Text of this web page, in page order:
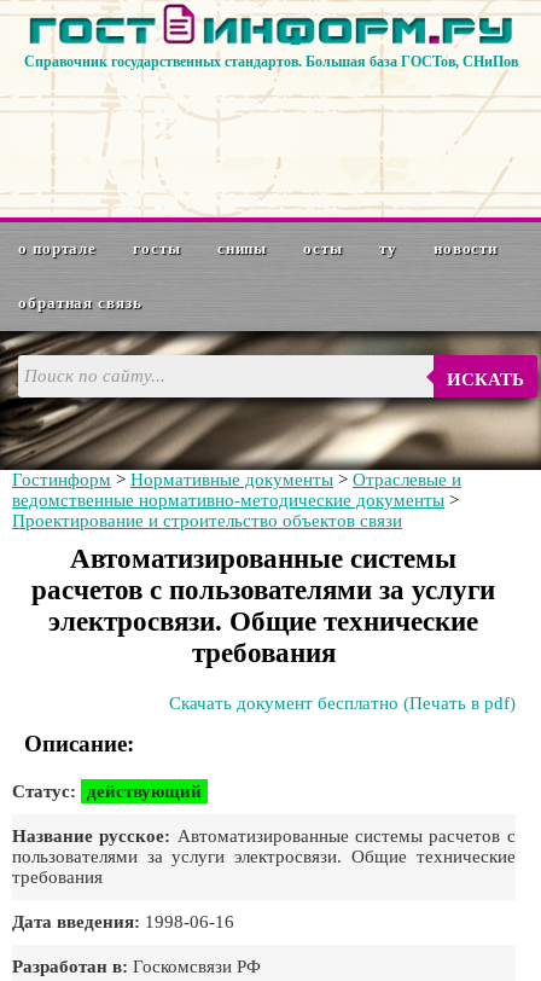
Справочник государственных стандартов. Большая база ГОСТов, СНиПов
о портале госты снипы осты ту новости
обратная связь
ИСКАТЬ
Гостинформ > Нормативные документы > Отраслевые и
ведомственные нормативно-методические документы >
Проектирование и строительство объектов связи
Автоматизированные системы
расчетов с пользователями за услуги
электросвязи. Общие технические
требования
Скачать документ бесплатно (Печать в pdf)
Описание:
Статус: действующий
Название русское: Автоматизированные системы расчетов с
пользователями за услуги электросвязи. Общие технические
требования
Дата введения: 1998-06-16
Разработан в: Госкомсвязи РФ